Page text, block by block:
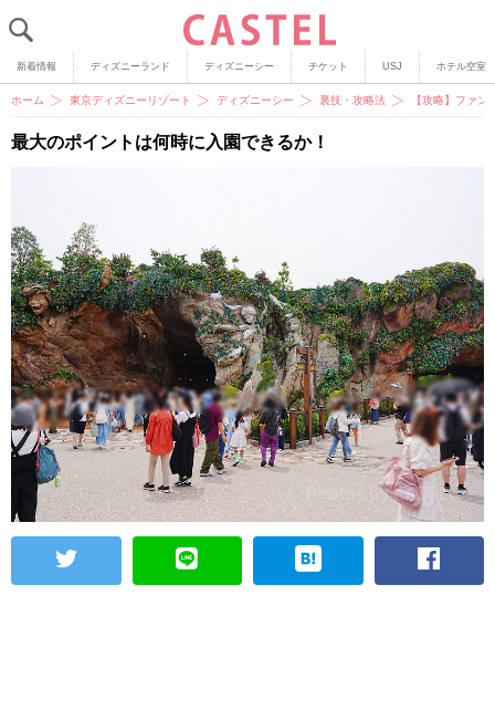
新着情報 ディズニーランド ディズニーシー チケット USJ ホテル空室
ホーム 東京ディズニーリゾート ディズニーシー 裏技・攻略法 【攻略】ファ
最大のポイントは何時に入園できるか！